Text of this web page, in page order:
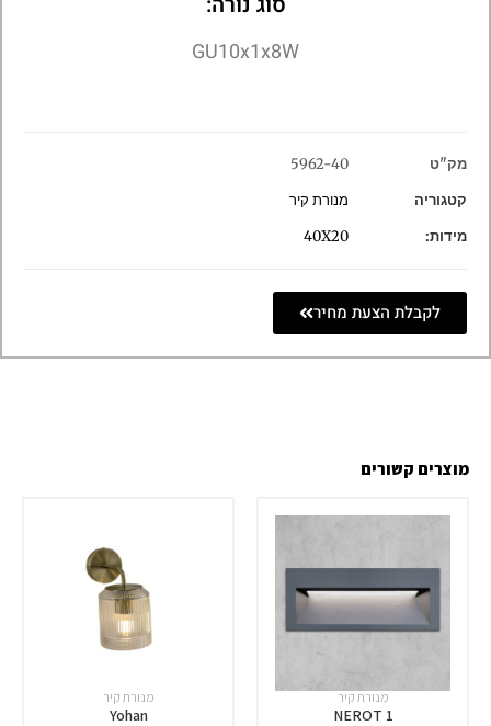
GU10x1x8W
מק"ט
5962-40
קטגוריה
מנורת קיר
מידות:
40X20
לקבלת הצעת מחיר
מוצרים קשורים
מנורת קיר
NEROT 1
מנורת קיר
Yohan